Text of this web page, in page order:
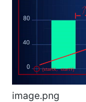
image.png